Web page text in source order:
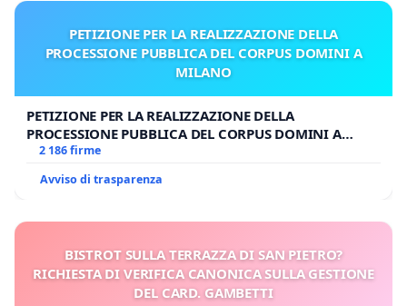
PETIZIONE PER LA REALIZZAZIONE DELLA
PROCESSIONE PUBBLICA DEL CORPUS DOMINI A
MILANO
PETIZIONE PER LA REALIZZAZIONE DELLA
PROCESSIONE PUBBLICA DEL CORPUS DOMINI A
MILANO
2 186 firme
Avviso di trasparenza
BISTROT SULLA TERRAZZA DI SAN PIETRO?
RICHIESTA DI VERIFICA CANONICA SULLA GESTIONE
DEL CARD. GAMBETTI